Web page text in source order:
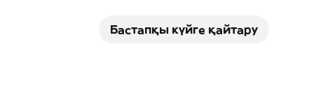
Бастапқы күйге қайтару